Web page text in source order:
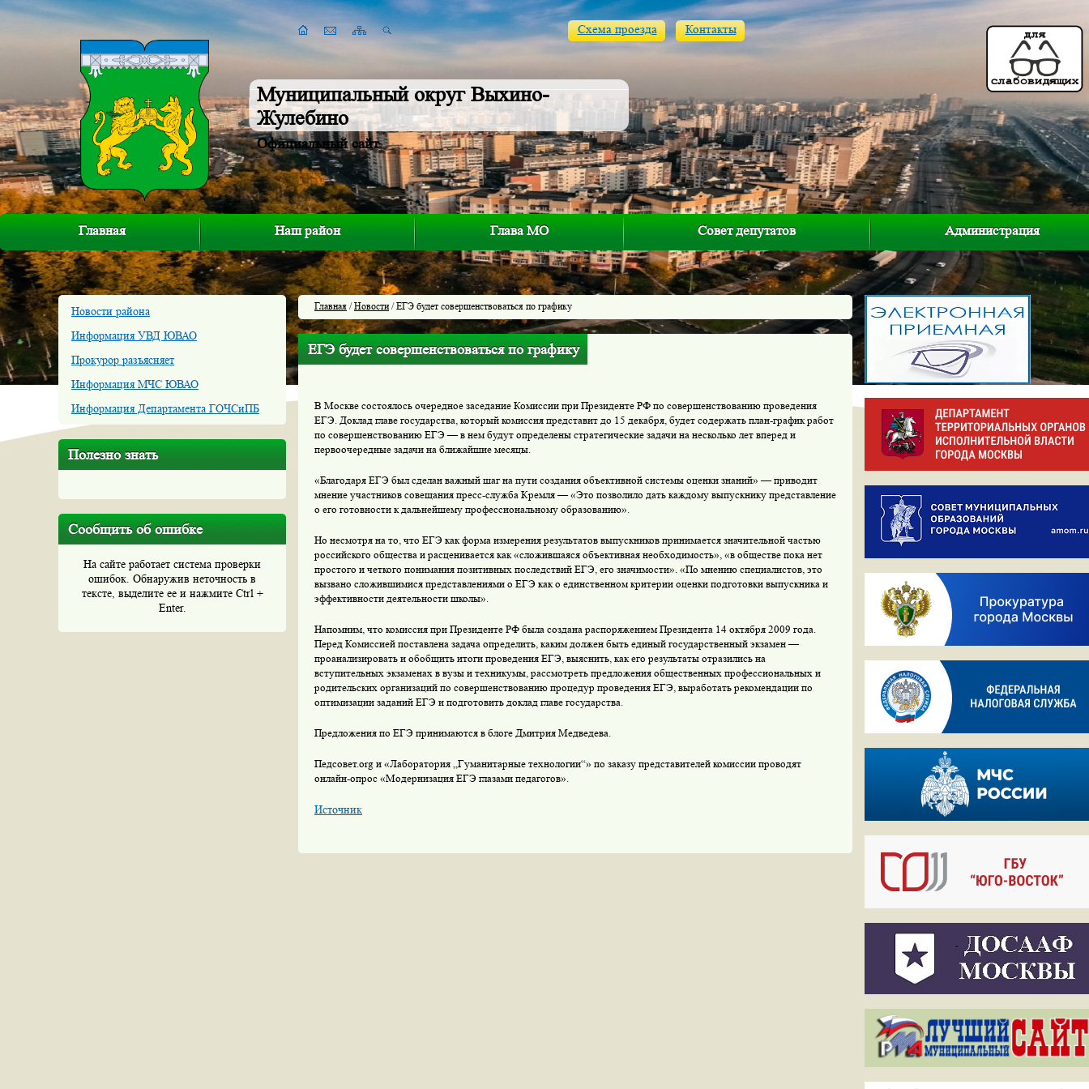
Муниципальный округ Выхино-
Жулебино
Официальный сайт
Схема проезда Контакты
Главная Наш район Глава МО Совет депутатов Администрация
Новости района
Информация УВД ЮВАО
Прокурор разъясняет
Информация МЧС ЮВАО
Информация Департамента ГОЧСиПБ
Полезно знать
Сообщить об ошибке
На сайте работает система проверки
ошибок. Обнаружив неточность в
тексте, выделите ее и нажмите Ctrl +
Enter.
Главная /Новости/ ЕГЭ будет совершенствоваться по графику
ЕГЭ будет совершенствоваться по графику
В Москве состоялось очередное заседание Комиссии при Президенте РФ по совершенствованию проведения
ЕГЭ. Доклад главе государства, который комиссия представит до 15 декабря, будет содержать план-график работ
по совершенствованию ЕГЭ — в нем будут определены стратегические задачи на несколько лет вперед и
первоочередные задачи на ближайшие месяцы.
«Благодаря ЕГЭ был сделан важный шаг на пути создания объективной системы оценки знаний» — приводит
мнение участников совещания пресс-служба Кремля — «Это позволило дать каждому выпускнику представление
о его готовности к дальнейшему профессиональному образованию».
Но несмотря на то, что ЕГЭ как форма измерения результатов выпускников принимается значительной частью
российского общества и расценивается как «сложившаяся объективная необходимость», «в обществе пока нет
простого и четкого понимания позитивных последствий ЕГЭ, его значимости». «По мнению специалистов, это
вызвано сложившимися представлениями о ЕГЭ как о единственном критерии оценки подготовки выпускника и
эффективности деятельности школы».
Напомним, что комиссия при Президенте РФ была создана распоряжением Президента 14 октября 2009 года.
Перед Комиссией поставлена задача определить, каким должен быть единый государственный экзамен —
проанализировать и обобщить итоги проведения ЕГЭ, выяснить, как его результаты отразились на
вступительных экзаменах в вузы и техникумы, рассмотреть предложения общественных профессиональных и
родительских организаций по совершенствованию процедур проведения ЕГЭ, выработать рекомендации по
оптимизации заданий ЕГЭ и подготовить доклад главе государства.
Предложения по ЕГЭ принимаются в блоге Дмитрия Медведева.
Педсовет.org и «Лаборатория „Гуманитарные технологии“» по заказу представителей комиссии проводят
онлайн-опрос «Модернизация ЕГЭ глазами педагогов».
Источник